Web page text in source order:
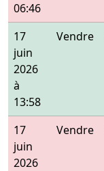
06:46
17
juin
2026
à
13:58
Vendre
17
juin
2026
Vendre